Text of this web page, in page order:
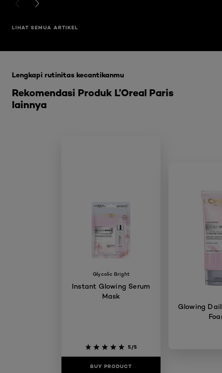
PREVIOUS CARD
NEXT CARD
LIHAT SEMUA ARTIKEL
Rekomendasi Produk L’Oreal Paris
lainnya
Lengkapi rutinitas kecantikanmu
Glycolic Bright
Instant Glowing Serum
Mask
5/5
BUY PRODUCT
Glowing